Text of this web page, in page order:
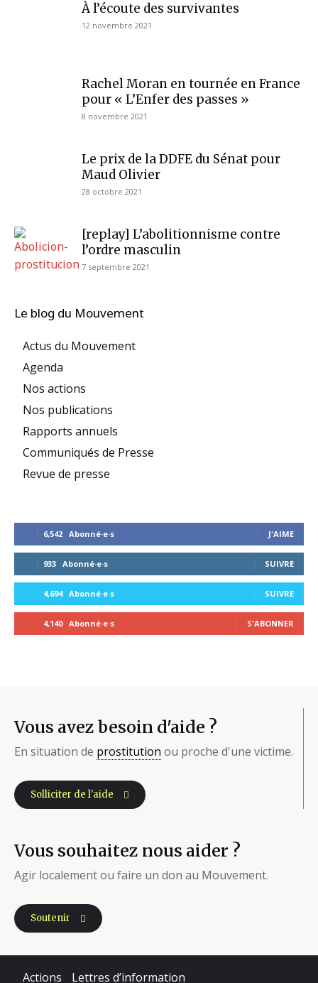
À l’écoute des survivantes
12 novembre 2021
Rachel Moran en tournée en France
pour « L’Enfer des passes »
8 novembre 2021
Le prix de la DDFE du Sénat pour
Maud Olivier
28 octobre 2021
[replay] L’abolitionnisme contre
l’ordre masculin
7 septembre 2021
Le blog du Mouvement
Actus du Mouvement
Agenda
Nos actions
Nos publications
Rapports annuels
Communiqués de Presse
Revue de presse
6,542 Abonné·e·s J'AIME
933 Abonné·e·s SUIVRE
4,694 Abonné·e·s SUIVRE
4,140 Abonné·e·s S'ABONNER
Vous avez besoin d'aide ?
En situation de prostitution ou proche d'une victime.
Solliciter de l'aide
Vous souhaitez nous aider ?
Agir localement ou faire un don au Mouvement.
Soutenir
Actions Lettres d’information